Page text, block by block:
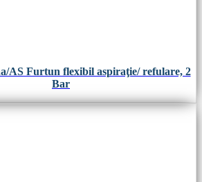
AS Furtun flexibil aspiraţie/ refulare, 2
Bar